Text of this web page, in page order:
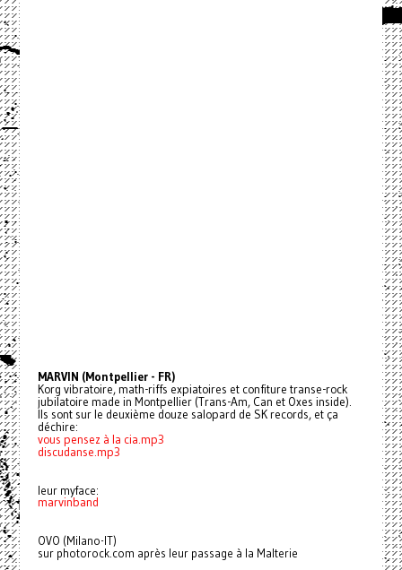
MARVIN (Montpellier - FR)
Korg vibratoire, math-riffs expiatoires et confiture transe-rock
jubilatoire made in Montpellier (Trans-Am, Can et Oxes inside).
Ils sont sur le deuxième douze salopard de SK records, et ça
déchire:
vous pensez à la cia.mp3
discudanse.mp3
leur myface:
marvinband
OVO (Milano-IT)
sur photorock.com après leur passage à la Malterie